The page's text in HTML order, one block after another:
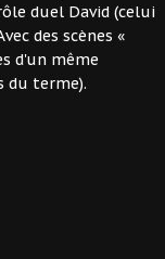
duel David (celui
des scènes «
d'un même
du terme).